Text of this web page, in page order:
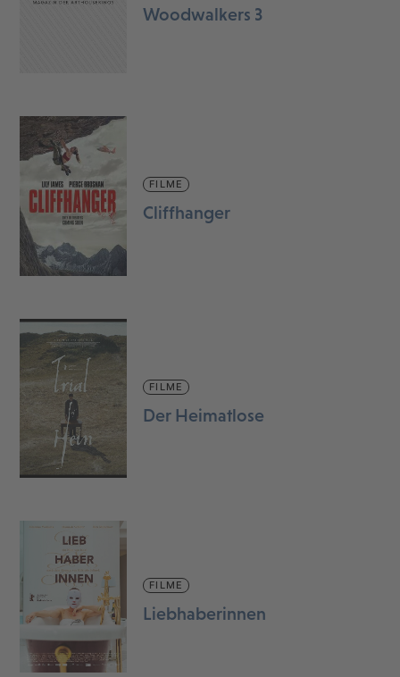
Woodwalkers 3
FILME
Cliffhanger
FILME
Der Heimatlose
FILME
Liebhaberinnen